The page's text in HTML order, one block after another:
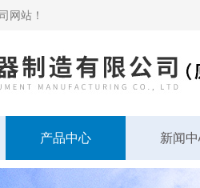
网站！
产品中心 新闻